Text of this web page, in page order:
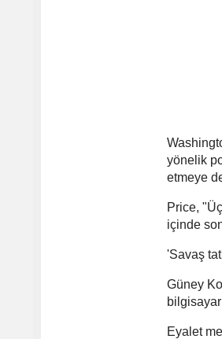
yönelik
etmeye
Price,
içinde
'Savaş
Güney
Eyalet